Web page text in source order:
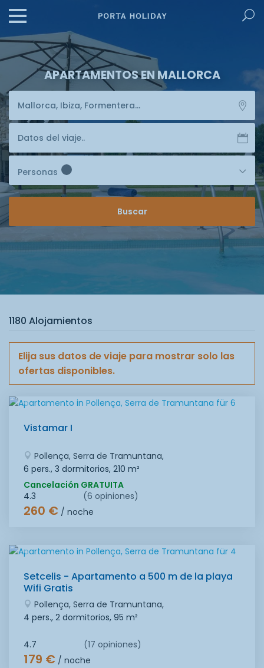
APARTAMENTOS EN MALLORCA
Personas
1180 Alojamientos
Elija sus datos de viaje para mostrar solo las
ofertas disponibles.
Vistamar I
Pollença, Serra de Tramuntana,
6 pers., 3 dormitorios, 210 m²
Cancelación GRATUITA
4.3
(6 opiniones)
260 € / noche
Setcelis - Apartamento a 500 m de la playa
Wifi Gratis
Pollença, Serra de Tramuntana,
4 pers., 2 dormitorios, 95 m²
4.7 (17 opiniones)
179 € / noche